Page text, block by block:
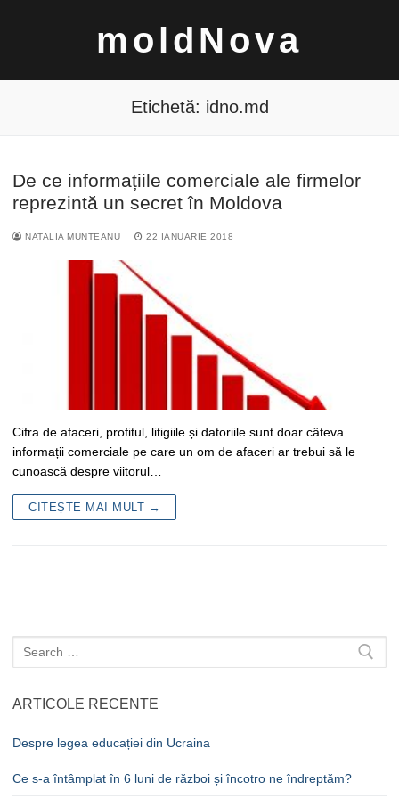
moldNova
Caută
după:
Etichetă: idno.md
De ce informațiile comerciale ale firmelor
reprezintă un secret în Moldova
NATALIA MUNTEANU 22 IANUARIE 2018
Cifra de afaceri, profitul, litigiile și datoriile sunt doar câteva
informații comerciale pe care un om de afaceri ar trebui să le
cunoască despre viitorul…
CITEȘTE MAI MULT →
Caută
după:
ARTICOLE RECENTE
Despre legea educației din Ucraina
Ce s-a întâmplat în 6 luni de război și încotro ne îndreptăm?